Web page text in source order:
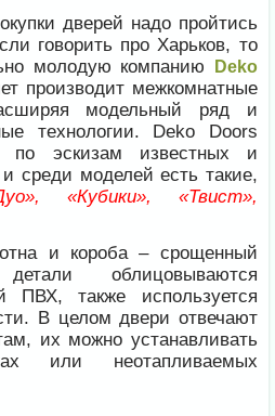
дверей надо пройтись
говорить про Харьков, то
молодую компанию
Deko
производит межкомнатные
модельный ряд и
технологии. Deko Doors
по эскизам известных и
среди моделей есть такие,
«Кубики», «Твист»,
и короба – срощенный
облицовываются
ПВХ, также используется
В целом двери отвечают
их можно устанавливать
или неотапливаемых